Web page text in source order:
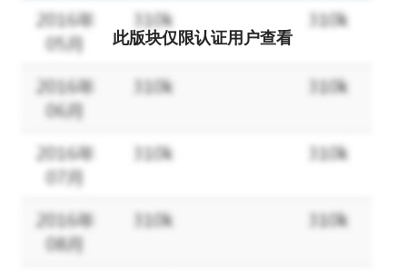
Basketball on mobile has never looked this good: fully
customisable 3D players and a variety of dream environments to
play in!
COMPETE 1v1 IN TWO AWESOME MULTIPLAYER GAME
MODES
hoops in time-based 1v1 Shootouts.
Playing like an all-star? Enter higher-ranked matches with bigger
stakes, and unlock special basketballs and unique wearables to
此版块仅限认证用户查看